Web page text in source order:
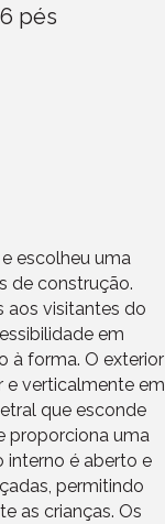
pés
escolheu uma
de construção.
aos visitantes do
em
à forma. O exterior
e verticalmente em
que esconde
proporciona uma
interno é aberto e
permitindo
as crianças. Os